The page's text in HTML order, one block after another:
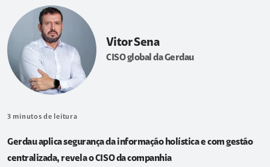
Vitor Sena
CISO global da Gerdau
3 minutos de leitura
Gerdau aplica segurança da informação holística e com gestão
centralizada, revela o CISO da companhia